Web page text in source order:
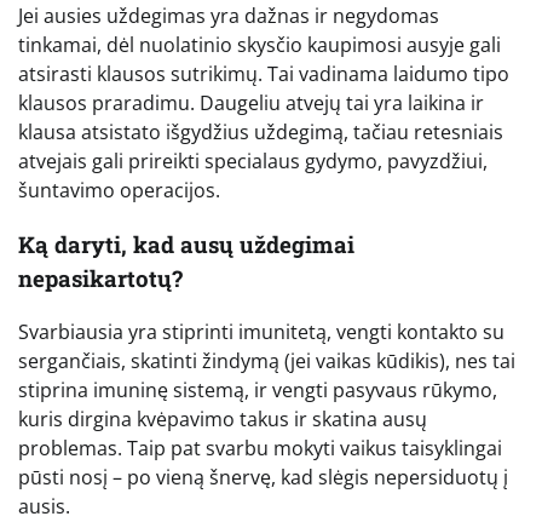
Jei ausies uždegimas yra dažnas ir negydomas
tinkamai, dėl nuolatinio skysčio kaupimosi ausyje gali
atsirasti klausos sutrikimų. Tai vadinama laidumo tipo
klausos praradimu. Daugeliu atvejų tai yra laikina ir
klausa atsistato išgydžius uždegimą, tačiau retesniais
atvejais gali prireikti specialaus gydymo, pavyzdžiui,
šuntavimo operacijos.
Ką daryti, kad ausų uždegimai
nepasikartotų?
Svarbiausia yra stiprinti imunitetą, vengti kontakto su
sergančiais, skatinti žindymą (jei vaikas kūdikis), nes tai
stiprina imuninę sistemą, ir vengti pasyvaus rūkymo,
kuris dirgina kvėpavimo takus ir skatina ausų
problemas. Taip pat svarbu mokyti vaikus taisyklingai
pūsti nosį – po vieną šnervę, kad slėgis nepersiduotų į
ausis.